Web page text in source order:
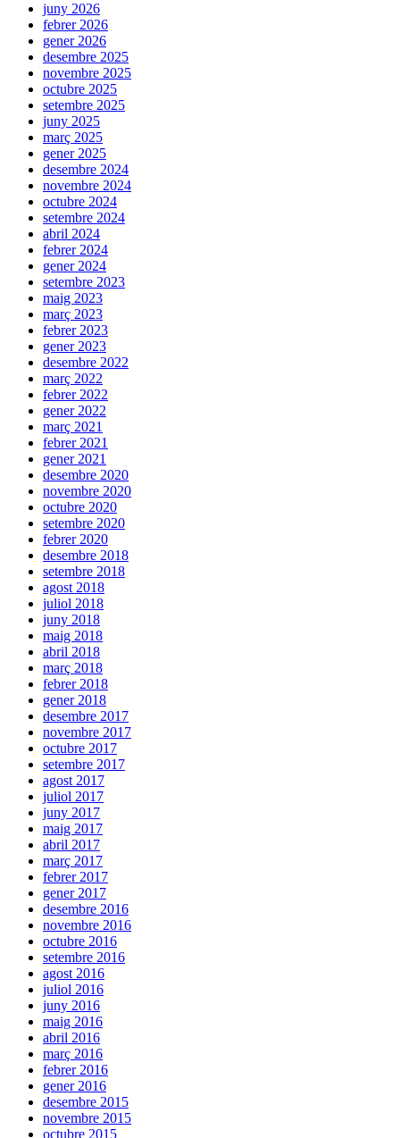
juny 2026
febrer 2026
gener 2026
desembre 2025
novembre 2025
octubre 2025
setembre 2025
juny 2025
març 2025
gener 2025
desembre 2024
novembre 2024
octubre 2024
setembre 2024
abril 2024
febrer 2024
gener 2024
setembre 2023
maig 2023
març 2023
febrer 2023
gener 2023
desembre 2022
març 2022
febrer 2022
gener 2022
març 2021
febrer 2021
gener 2021
desembre 2020
novembre 2020
octubre 2020
setembre 2020
febrer 2020
desembre 2018
setembre 2018
agost 2018
juliol 2018
juny 2018
maig 2018
abril 2018
març 2018
febrer 2018
gener 2018
desembre 2017
novembre 2017
octubre 2017
setembre 2017
agost 2017
juliol 2017
juny 2017
maig 2017
abril 2017
març 2017
febrer 2017
gener 2017
desembre 2016
novembre 2016
octubre 2016
setembre 2016
agost 2016
juliol 2016
juny 2016
maig 2016
abril 2016
març 2016
febrer 2016
gener 2016
desembre 2015
novembre 2015
octubre 2015